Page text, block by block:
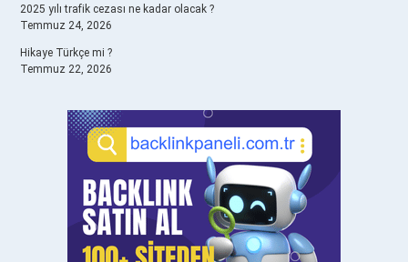
2025 yılı trafik cezası ne kadar olacak ?
Temmuz 24, 2026
Hikaye Türkçe mi ?
Temmuz 22, 2026